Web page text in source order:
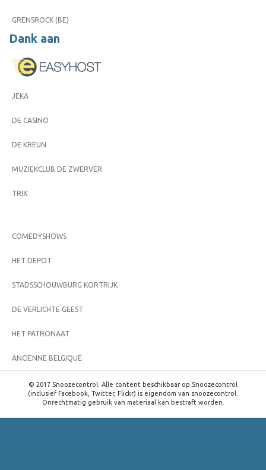
GRENSROCK (BE)
Dank aan
JEKA
DE CASINO
DE KREUN
MUZIEKCLUB DE ZWERVER
TRIX
COMEDYSHOWS
HET DEPOT
STADSSCHOUWBURG KORTRIJK
DE VERLICHTE GEEST
HET PATRONAAT
ANCIENNE BELGIQUE
© 2017 Snoozecontrol. Alle content beschikbaar op Snoozecontrol
(inclusief Facebook, Twitter, Flickr) is eigendom van snoozecontrol.
Onrechtmatig gebruik van materiaal kan bestraft worden.